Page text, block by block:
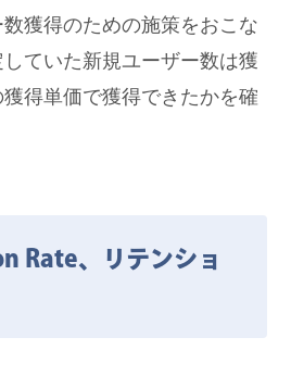
獲得のための施策をおこな
ていた新規ユーザー数は獲
得単価で獲得できたかを確
Rate、リテンショ